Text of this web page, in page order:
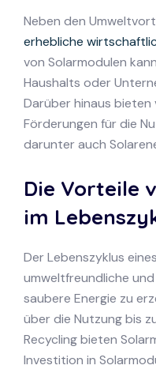
Neben den
erhebliche
von Solarmodulen
Haushalts oder
Darüber hinaus bieten
Förderungen für die
darunter auch
Die Vorteile
im
Der Lebenszyklus
umweltfreundliche
saubere Energie zu
über die Nutzung bis
Recycling bieten
Investition in